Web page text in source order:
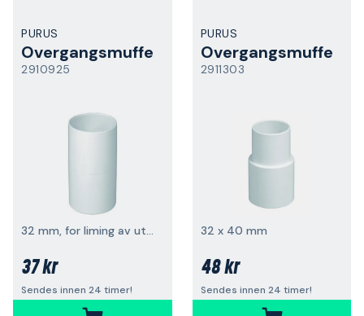
PURUS
Overgangsmuffe
2910925
32 mm, for liming av utløpsrør
37 kr
Sendes innen 24 timer!
PURUS
Overgangsmuffe
2911303
32 x 40 mm
48 kr
Sendes innen 24 timer!